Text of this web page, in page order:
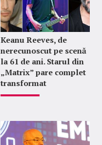
Keanu Reeves, de
nerecunoscut pe scenă
la 61 de ani. Starul din
„Matrix” pare complet
transformat